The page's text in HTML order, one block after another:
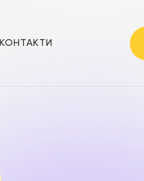
КОНТАКТИ